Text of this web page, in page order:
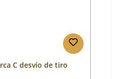
C desvío de tiro